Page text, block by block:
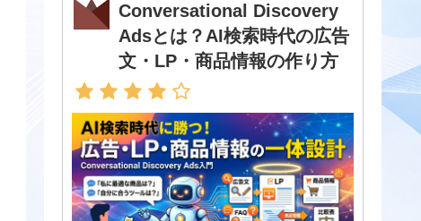
Conversational Discovery
Adsとは？AI検索時代の広告
文・LP・商品情報の作り方